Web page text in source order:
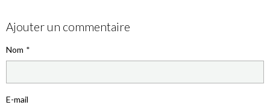
Ajouter un commentaire
Nom
E-mail